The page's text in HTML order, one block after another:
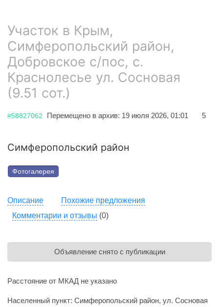
Участок в Крым,
Симферопольский район,
Добровское с/пос, с.
Краснолесье ул. Сосновая
(9.51 сот.)
#58827062 Перемещено в архив: 19 июля 2026, 01:01 5
Симферопольский район
Фотогалерея
Описание
Похожие предложения
Комментарии и отзывы (0)
Объявление снято с публикации
Расстояние от МКАД не указано
Населенный пункт: Симферопольский район, ул. Сосновая